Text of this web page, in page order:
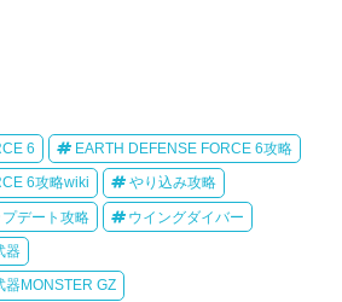
6 EARTH DEFENSE FORCE 6攻略
6攻略wiki やり込み攻略
プデート攻略 ウイングダイバー
器
器MONSTER GZ